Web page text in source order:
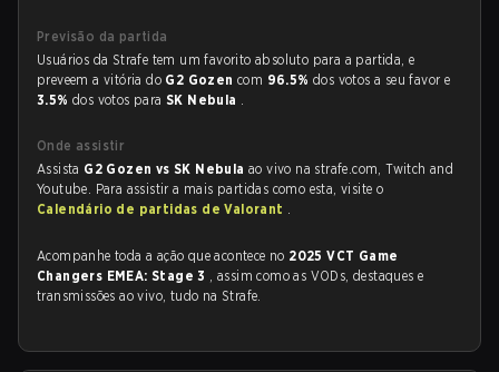
Previsão da partida
Usuários da Strafe tem um favorito absoluto para a partida, e
preveem a vitória do G2 Gozencom 96.5%dos votos a seu favor e
3.5% dos votos para SK Nebula .
Onde assistir
Assista G2 Gozen vs SK Nebulaao vivo na strafe.com, Twitch and
Youtube. Para assistir a mais partidas como esta, visite o
Calendário de partidas de Valorant .
Acompanhe toda a ação que acontece no 2025 VCT Game
Changers EMEA: Stage 3 , assim como as VODs, destaques e
transmissões ao vivo, tudo na Strafe.